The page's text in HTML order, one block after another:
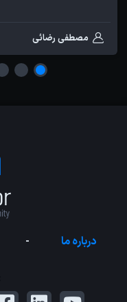
مصطفی رضائی
درباره ما -